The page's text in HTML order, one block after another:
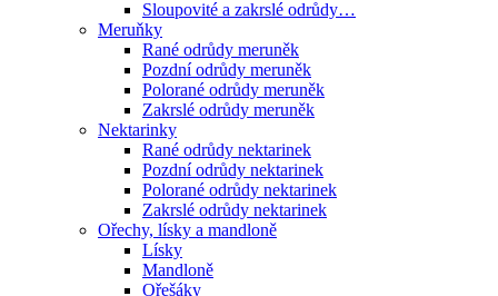
Sloupovité a zakrslé odrůdy…
Meruňky
Rané odrůdy meruněk
Pozdní odrůdy meruněk
Polorané odrůdy meruněk
Zakrslé odrůdy meruněk
Nektarinky
Rané odrůdy nektarinek
Pozdní odrůdy nektarinek
Polorané odrůdy nektarinek
Zakrslé odrůdy nektarinek
Ořechy, lísky a mandloně
Lísky
Mandloně
Ořešáky